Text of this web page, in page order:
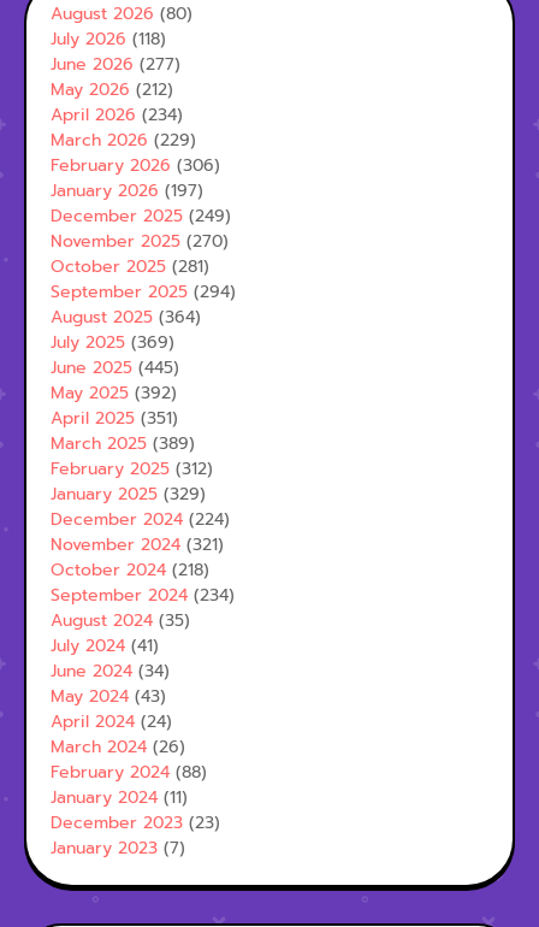
August 2026 (80)
July 2026 (118)
June 2026 (277)
May 2026 (212)
April 2026 (234)
March 2026 (229)
February 2026 (306)
January 2026 (197)
December 2025 (249)
November 2025 (270)
October 2025 (281)
September 2025 (294)
August 2025 (364)
July 2025 (369)
June 2025 (445)
May 2025 (392)
April 2025 (351)
March 2025 (389)
February 2025 (312)
January 2025 (329)
December 2024 (224)
November 2024 (321)
October 2024 (218)
September 2024 (234)
August 2024 (35)
July 2024 (41)
June 2024 (34)
May 2024 (43)
April 2024 (24)
March 2024 (26)
February 2024 (88)
January 2024 (11)
December 2023 (23)
January 2023 (7)